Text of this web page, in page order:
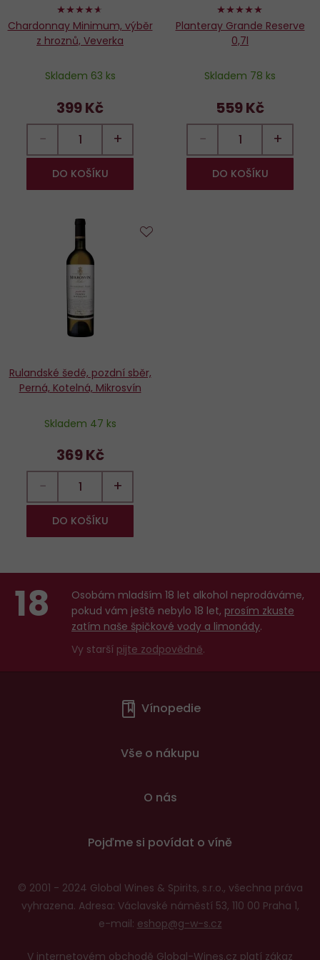
92%
Chardonnay Minimum, výběr
z hroznů, Veverka
Skladem 63 ks
399 Kč
− +
DO KOŠÍKU
100%
Planteray Grande Reserve
0,7l
Skladem 78 ks
559 Kč
− +
DO KOŠÍKU
Rulandské šedé, pozdní sběr,
Perná, Kotelná, Mikrosvín
Skladem 47 ks
369 Kč
− +
DO KOŠÍKU
18
Osobám mladším 18 let alkohol neprodáváme,
pokud vám ještě nebylo 18 let, prosím zkuste
zatím naše špičkové vody a limonády.
Vy starší pijte zodpovědně.
Vínopedie
Vše o nákupu
O nás
Pojďme si povídat o víně
© 2001 - 2024 Global Wines & Spirits, s.r.o., všechna práva
vyhrazena. Adresa: Václavské náměstí 53, 110 00 Praha 1,
e-mail: eshop@g-w-s.cz
V internetovém obchodě Global-Wines.cz platí zákaz